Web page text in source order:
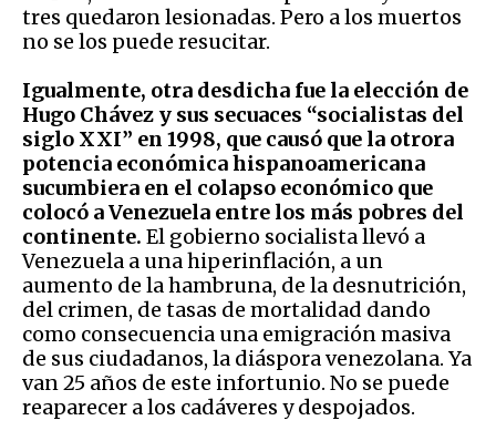
tres quedaron lesionadas. Pero a los muertos
no se los puede resucitar.
Igualmente, otra desdicha fue la elección de
Hugo Chávez y sus secuaces “socialistas del
siglo XXI” en 1998, que causó que la otrora
potencia económica hispanoamericana
sucumbiera en el colapso económico que
colocó a Venezuela entre los más pobres del
continente. El gobierno socialista llevó a
Venezuela a una hiperinflación, a un
aumento de la hambruna, de la desnutrición,
del crimen, de tasas de mortalidad dando
como consecuencia una emigración masiva
de sus ciudadanos, la diáspora venezolana. Ya
van 25 años de este infortunio. No se puede
reaparecer a los cadáveres y despojados.